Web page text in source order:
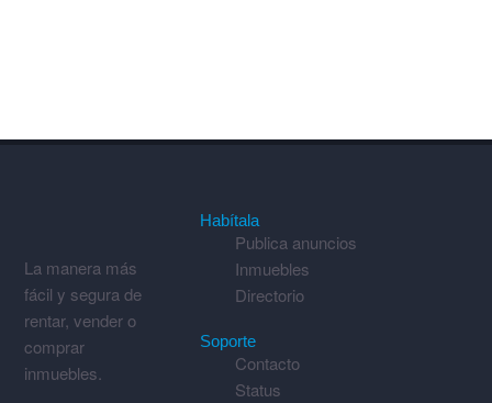
La manera más
fácil y segura de
rentar, vender o
comprar
inmuebles.
Habítala
Publica anuncios
Inmuebles
Directorio
Soporte
Contacto
Status